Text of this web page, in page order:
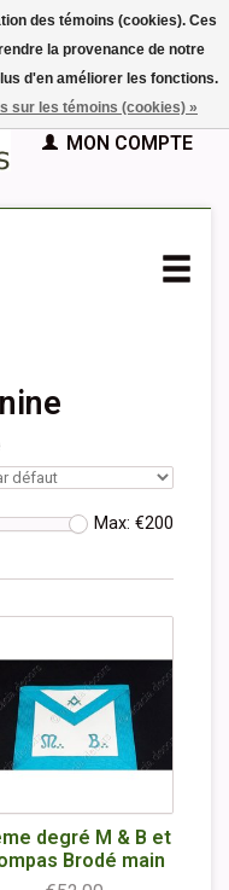
EUR
GBPFrançais
Nederlands
Español
PANIER (€0,00)
MON COMPTE
Max: €200
degré M & B et
Brodé main
des témoins (cookies). Ces
la provenance de notre
d'en améliorer les fonctions.
sur les témoins (cookies) »